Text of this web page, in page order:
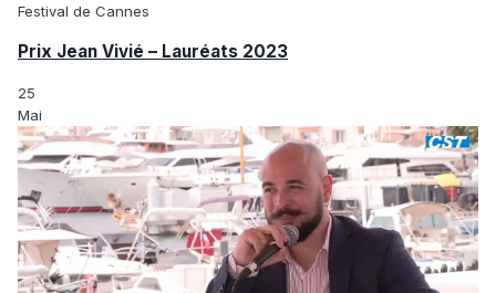
Festival de Cannes
Prix Jean Vivié – Lauréats 2023
25
Mai